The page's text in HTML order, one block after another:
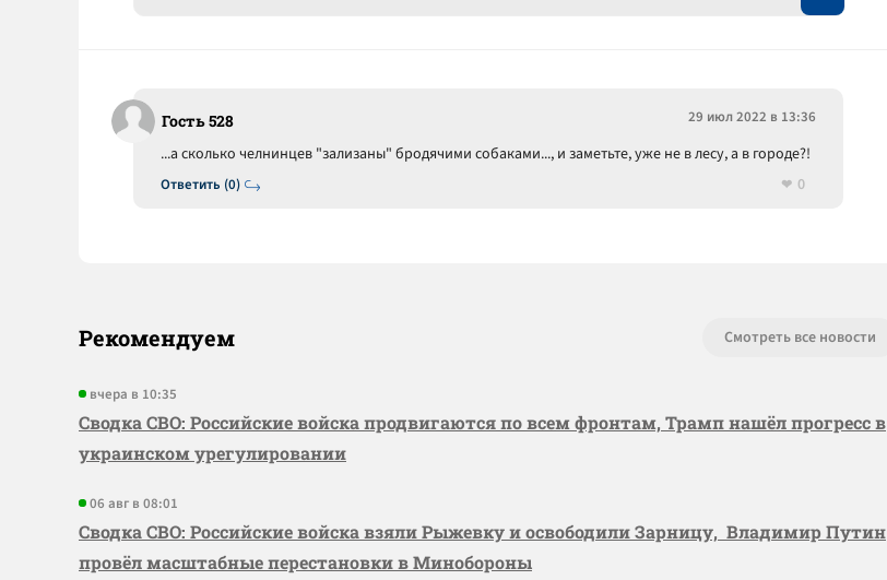
Гость 528 29 июл 2022 в 13:36
Ответить (0)
...а сколько челнинцев "зализаны" бродячими собаками..., и заметьте, уже не в лесу, а в городе?!
0
Рекомендуем Смотреть все новости
вчера в 10:35
Сводка СВО: Российские войска продвигаются по всем фронтам, Трамп нашёл прогресс в
украинском урегулировании
06 авг в 08:01
Сводка СВО: Российские войска взяли Рыжевку и освободили Зарницу, Владимир Путин
провёл масштабные перестановки в Минобороны